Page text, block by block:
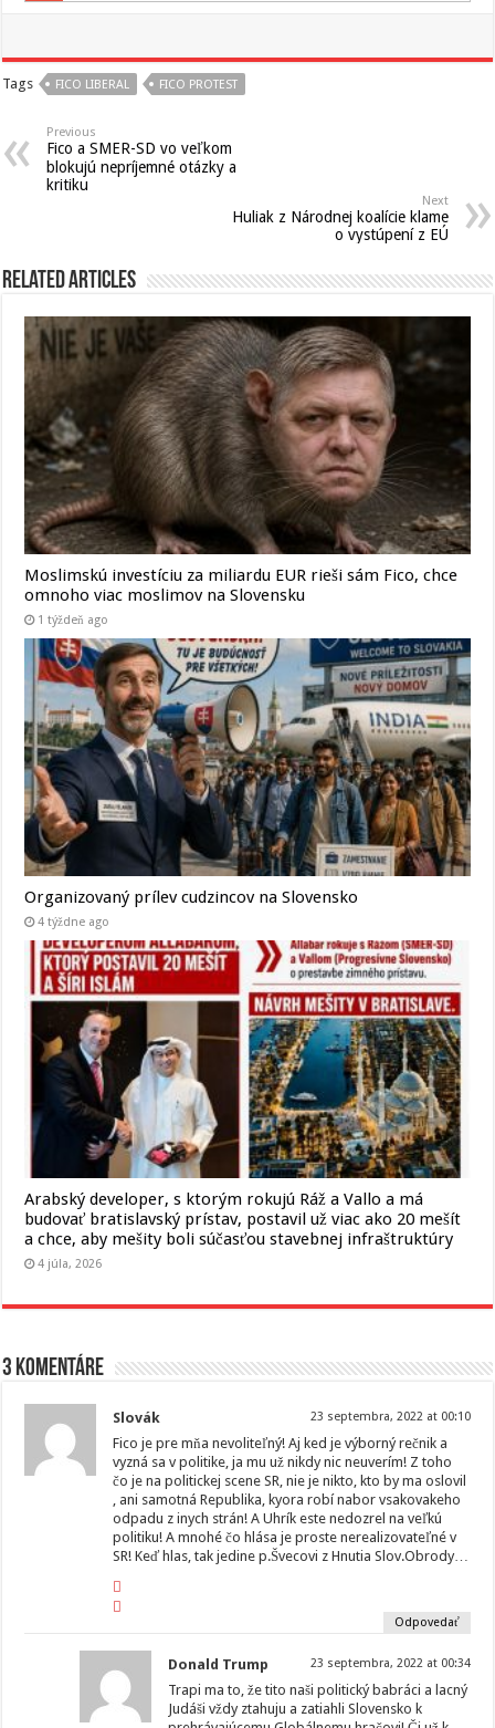
Tags FICO LIBERAL FICO PROTEST
Previous
Fico a SMER-SD vo veľkom
blokujú nepríjemné otázky a
kritiku
Next
Huliak z Národnej koalície klame
o vystúpení z EÚ
Related Articles
Moslimskú investíciu za miliardu EUR rieši sám Fico, chce
omnoho viac moslimov na Slovensku
1 týždeň ago
Organizovaný prílev cudzincov na Slovensko
4 týždne ago
Arabský developer, s ktorým rokujú Ráž a Vallo a má
budovať bratislavský prístav, postavil už viac ako 20 mešít
a chce, aby mešity boli súčasťou stavebnej infraštruktúry
4 júla, 2026
3 komentáre
Slovák 23 septembra, 2022 at 00:10
Fico je pre mňa nevoliteľný! Aj ked je výborný rečnik a
vyzná sa v politike, ja mu už nikdy nic neuverím! Z toho
čo je na politickej scene SR, nie je nikto, kto by ma oslovil
, ani samotná Republika, kyora robí nabor vsakovakeho
odpadu z inych strán! A Uhrík este nedozrel na veľkú
politiku! A mnohé čo hlása je proste nerealizovateľné v
SR! Keď hlas, tak jedine p.Švecovi z Hnutia Slov.Obrody…
Odpovedať
Donald Trump 23 septembra, 2022 at 00:34
Trapi ma to, že tito naši politický babráci a lacný
Judáši vždy ztahuju a zatiahli Slovensko k